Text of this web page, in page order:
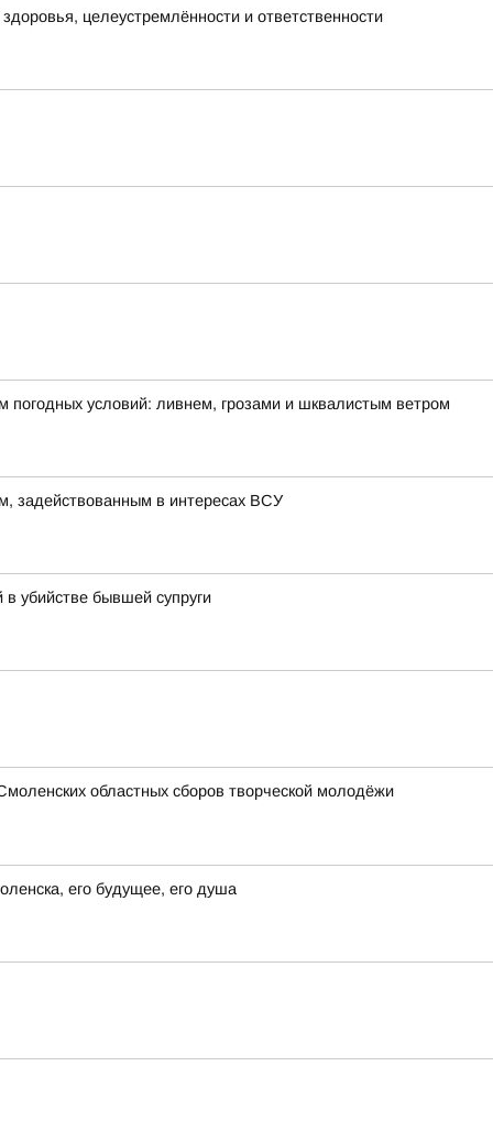
целеустремлённости и ответственности
условий: ливнем, грозами и шквалистым ветром
задействованным в интересах ВСУ
убийстве бывшей супруги
областных сборов творческой молодёжи
его будущее, его душа